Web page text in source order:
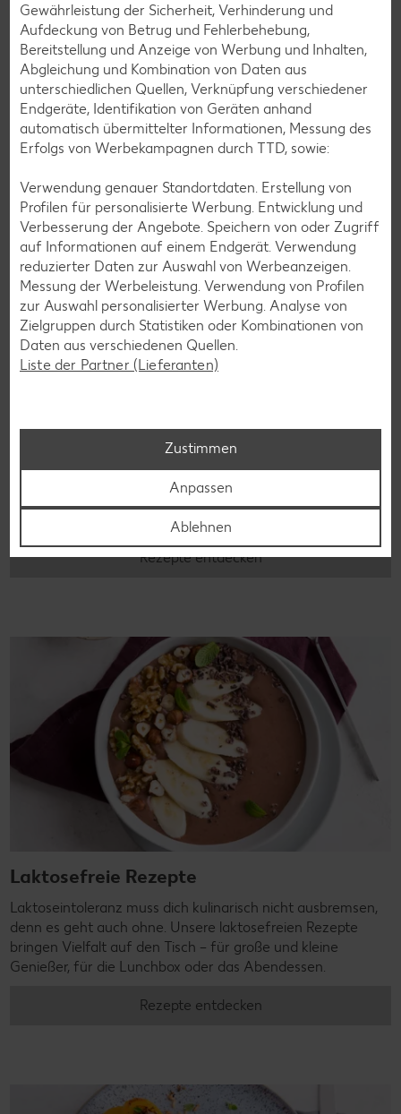
Bananen-Rezepte
Zurück zu allen Rezepten
Glutenfreie Rezepte
Vielfalt und Geschmack verzichten. Ob süß oder herzhaft –
mit unseren glutenfreien Rezepten zauberst du dir Gerichte,
die nicht nur verträglich, sondern auch richtig lecker sind.
Rezepte entdecken
Laktosefreie Rezepte
Laktoseintoleranz muss dich kulinarisch nicht ausbremsen,
denn es geht auch ohne. Unsere laktosefreien Rezepte
bringen Vielfalt auf den Tisch – für große und kleine
Genießer, für die Lunchbox oder das Abendessen.
Rezepte entdecken
Gewährleistung der Sicherheit, Verhinderung und
Aufdeckung von Betrug und Fehlerbehebung,
Bereitstellung und Anzeige von Werbung und Inhalten,
Abgleichung und Kombination von Daten aus
unterschiedlichen Quellen, Verknüpfung verschiedener
Endgeräte, Identifikation von Geräten anhand
automatisch übermittelter Informationen, Messung des
Erfolgs von Werbekampagnen durch TTD, sowie:
Verwendung genauer Standortdaten. Erstellung von
Profilen für personalisierte Werbung. Entwicklung und
Verbesserung der Angebote. Speichern von oder Zugriff
auf Informationen auf einem Endgerät. Verwendung
reduzierter Daten zur Auswahl von Werbeanzeigen.
Messung der Werbeleistung. Verwendung von Profilen
zur Auswahl personalisierter Werbung. Analyse von
Zielgruppen durch Statistiken oder Kombinationen von
Daten aus verschiedenen Quellen.
Liste der Partner (Lieferanten)
Zustimmen
Anpassen
Ablehnen